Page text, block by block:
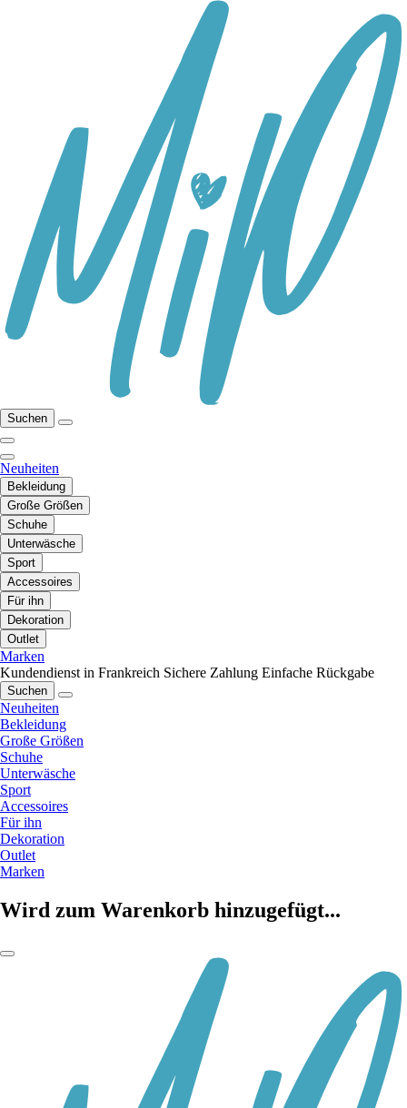
Suchen
Neuheiten
Bekleidung
Große Größen
Schuhe
Unterwäsche
Sport
Accessoires
Für ihn
Dekoration
Outlet
Marken
Kundendienst in Frankreich Sichere Zahlung Einfache Rückgabe
Suchen
Neuheiten
Bekleidung
Große Größen
Schuhe
Unterwäsche
Sport
Accessoires
Für ihn
Dekoration
Outlet
Marken
Wird zum Warenkorb hinzugefügt...